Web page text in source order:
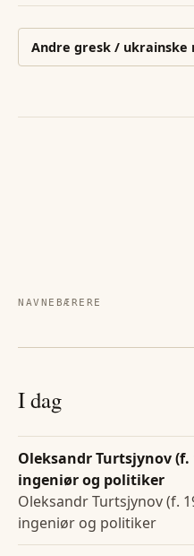
Andre gresk / ukrainske
NAVNEBÆRERE
I dag
Oleksandr Turtsjynov
ingeniør og politiker
Oleksandr Turtsjynov (f.
ingeniør og politiker